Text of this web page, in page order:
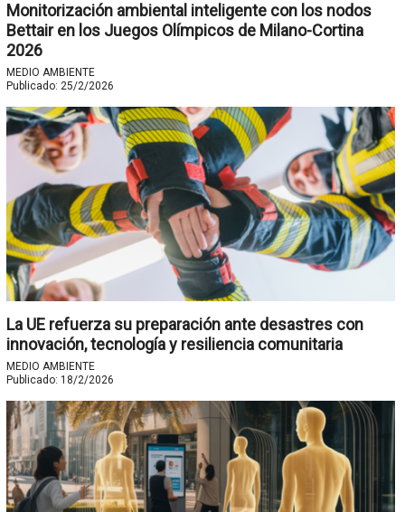
Monitorización ambiental inteligente con los nodos
Bettair en los Juegos Olímpicos de Milano-Cortina
2026
MEDIO AMBIENTE
Publicado: 25/2/2026
La UE refuerza su preparación ante desastres con
innovación, tecnología y resiliencia comunitaria
MEDIO AMBIENTE
Publicado: 18/2/2026